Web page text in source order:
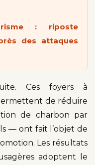
: riposte
des attaques
Ces foyers à
de réduire
de charbon par
— ont fait l’objet de
Les résultats
adoptent le